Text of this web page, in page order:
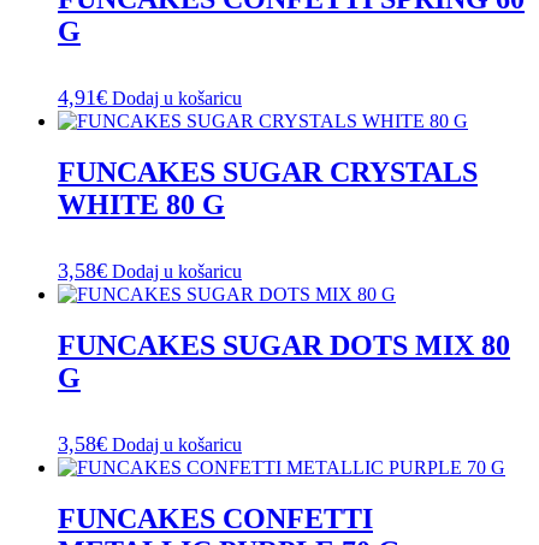
G
4,91€ Dodaj u košaricu
FUNCAKES SUGAR CRYSTALS
WHITE 80 G
3,58€ Dodaj u košaricu
FUNCAKES SUGAR DOTS MIX 80
G
3,58€ Dodaj u košaricu
FUNCAKES CONFETTI